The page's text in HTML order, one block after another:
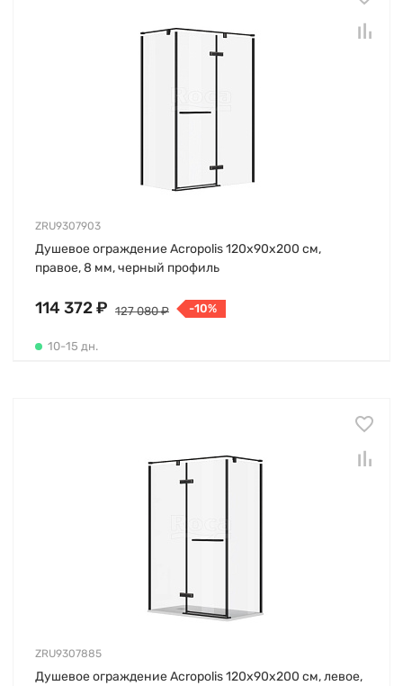
ZRU9307903
Душевое ограждение Acropolis 120х90х200 см,
правое, 8 мм, черный профиль
114 372 ₽ 127 080 ₽ -10%
10-15 дн.
ZRU9307885
Душевое ограждение Acropolis 120х90х200 см, левое,